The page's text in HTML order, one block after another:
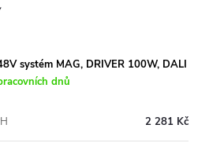
systém MAG, DRIVER 100W, DALI
dnů
2 281 Kč